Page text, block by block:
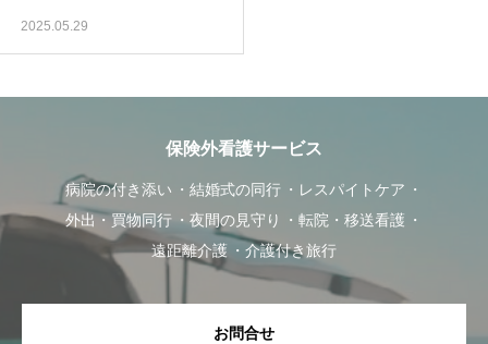
2025.05.29
保険外看護サービス
病院の付き添い 結婚式の同行
レスパイトケア
外出・買物同行
夜間の見守り
転院・移送看護
遠距離介護
介護付き旅行
お問合せ